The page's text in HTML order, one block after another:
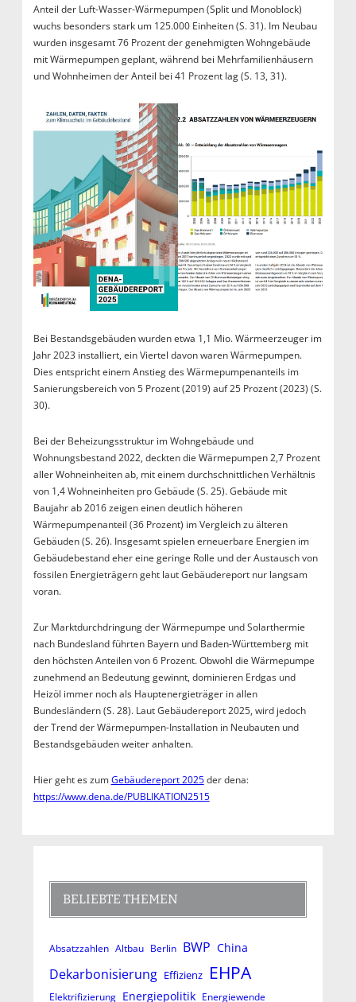
Anteil der Luft-Wasser-Wärmepumpen (Split und Monoblock)
wuchs besonders stark um 125.000 Einheiten (S. 31). Im Neubau
wurden insgesamt 76 Prozent der genehmigten Wohngebäude
mit Wärmepumpen geplant, während bei Mehrfamilienhäusern
und Wohnheimen der Anteil bei 41 Prozent lag (S. 13, 31).
Bei Bestandsgebäuden wurden etwa 1,1 Mio. Wärmeerzeuger im
Jahr 2023 installiert, ein Viertel davon waren Wärmepumpen.
Dies entspricht einem Anstieg des Wärmepumpenanteils im
Sanierungsbereich von 5 Prozent (2019) auf 25 Prozent (2023) (S.
30).
Bei der Beheizungsstruktur im Wohngebäude und
Wohnungsbestand 2022, deckten die Wärmepumpen 2,7 Prozent
aller Wohneinheiten ab, mit einem durchschnittlichen Verhältnis
von 1,4 Wohneinheiten pro Gebäude (S. 25). Gebäude mit
Baujahr ab 2016 zeigen einen deutlich höheren
Wärmepumpenanteil (36 Prozent) im Vergleich zu älteren
Gebäuden (S. 26). Insgesamt spielen erneuerbare Energien im
Gebäudebestand eher eine geringe Rolle und der Austausch von
fossilen Energieträgern geht laut Gebäudereport nur langsam
voran.
Zur Marktdurchdringung der Wärmepumpe und Solarthermie
nach Bundesland führten Bayern und Baden-Württemberg mit
den höchsten Anteilen von 6 Prozent. Obwohl die Wärmepumpe
zunehmend an Bedeutung gewinnt, dominieren Erdgas und
Heizöl immer noch als Hauptenergieträger in allen
Bundesländern (S. 28). Laut Gebäudereport 2025, wird jedoch
der Trend der Wärmepumpen-Installation in Neubauten und
Bestandsgebäuden weiter anhalten.
Hier geht es zumGebäudereport 2025der dena:
https://www.dena.de/PUBLIKATION2515
BELIEBTE THEMEN
Absatzzahlen Altbau Berlin BWP China
Dekarbonisierung Effizienz EHPA
Elektrifizierung Energiepolitik Energiewende